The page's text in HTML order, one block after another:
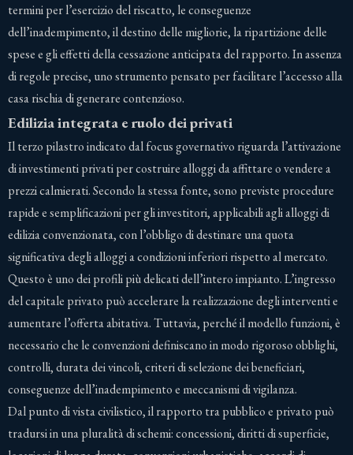
termini per l’esercizio del riscatto, le conseguenze
dell’inadempimento, il destino delle migliorie, la ripartizione delle
spese e gli effetti della cessazione anticipata del rapporto. In assenza
di regole precise, uno strumento pensato per facilitare l’accesso alla
casa rischia di generare contenzioso.
Edilizia integrata e ruolo dei privati
Il terzo pilastro indicato dal focus governativo riguarda l’attivazione
di investimenti privati per costruire alloggi da affittare o vendere a
prezzi calmierati. Secondo la stessa fonte, sono previste procedure
rapide e semplificazioni per gli investitori, applicabili agli alloggi di
edilizia convenzionata, con l’obbligo di destinare una quota
significativa degli alloggi a condizioni inferiori rispetto al mercato.
Questo è uno dei profili più delicati dell’intero impianto. L’ingresso
del capitale privato può accelerare la realizzazione degli interventi e
aumentare l’offerta abitativa. Tuttavia, perché il modello funzioni, è
necessario che le convenzioni definiscano in modo rigoroso obblighi,
controlli, durata dei vincoli, criteri di selezione dei beneficiari,
conseguenze dell’inadempimento e meccanismi di vigilanza.
Dal punto di vista civilistico, il rapporto tra pubblico e privato può
tradursi in una pluralità di schemi: concessioni, diritti di superficie,